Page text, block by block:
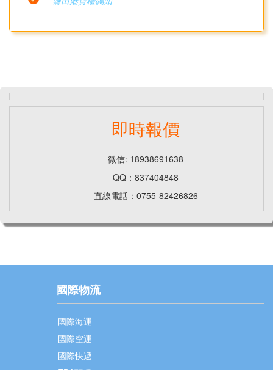
即時報價
微信: 18938691638
QQ：837404848
直線電話：0755-82426826
國際物流
國際海運
國際空運
國際快遞